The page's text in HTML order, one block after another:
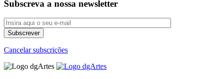
Subscreva a nossa newsletter
Cancelar subscrições